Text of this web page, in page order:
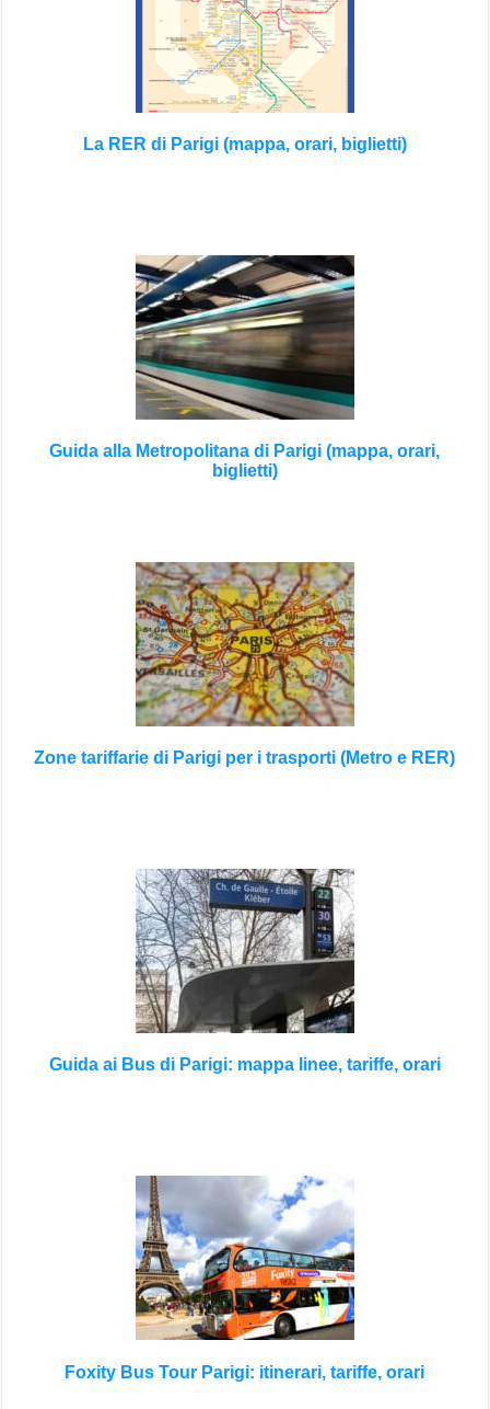
La RER di Parigi (mappa, orari, biglietti)
Guida alla Metropolitana di Parigi (mappa, orari,
biglietti)
Zone tariffarie di Parigi per i trasporti (Metro e RER)
Guida ai Bus di Parigi: mappa linee, tariffe, orari
Foxity Bus Tour Parigi: itinerari, tariffe, orari